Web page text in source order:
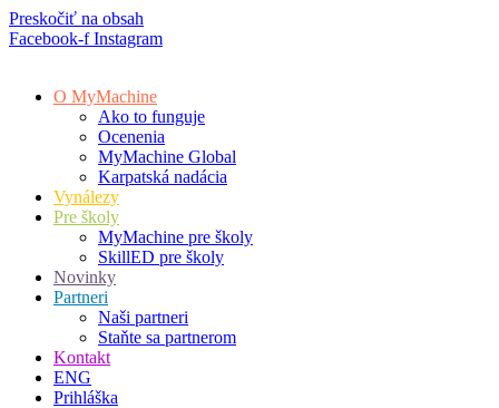
Preskočiť na obsah
Facebook-f Instagram
O MyMachine
Ako to funguje
Ocenenia
MyMachine Global
Karpatská nadácia
Vynálezy
Pre školy
MyMachine pre školy
SkillED pre školy
Novinky
Partneri
Naši partneri
Staňte sa partnerom
Kontakt
ENG
Prihláška